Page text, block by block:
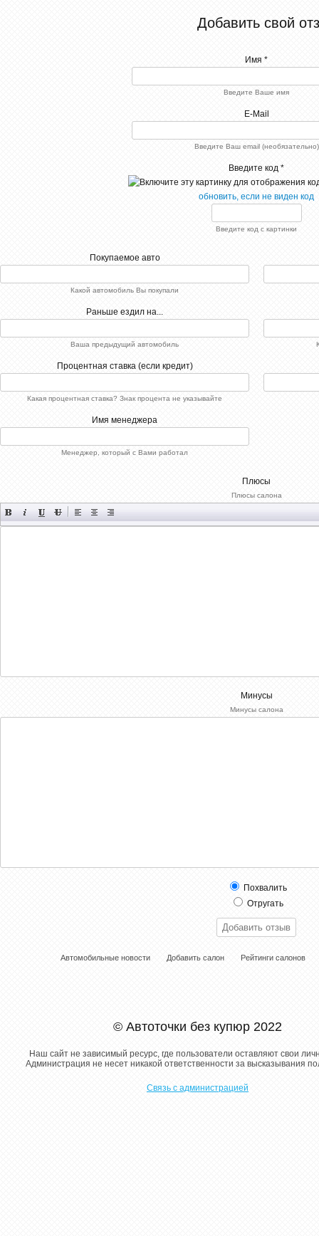
Добавить свой
Имя *
Введите Ваше имя
E-Mail
Введите Ваш email (необязательно)
Введите код *
обновить, если не виден код
Введите код с картинки
Покупаемое авто
Какой автомобиль Вы покупали
Раньше ездил на...
Ваша предыдущий автомобиль
Процентная ставка (если кредит)
Какая процентная ставка? Знак процента не указывайте
Имя менеджера
Менеджер, который с Вами работал
Плюсы
Плюсы салона
Минусы
Минусы салона
Похвалить
Отругать
Автомобильные новости Добавить салон Рейтинги салонов
© Автоточки без купюр 2022
Наш сайт не зависимый ресурс, где пользователи оставляют свои
Администрация не несет никакой ответственности за высказывания
Связь с администрацией